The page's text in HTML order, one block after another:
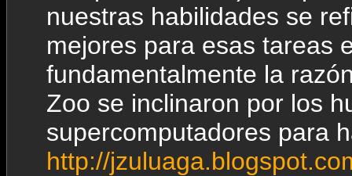
nuestras habilidades se
mejores para esas tareas
fundamentalmente la
Zoo se inclinaron por los
supercomputadores para
http://